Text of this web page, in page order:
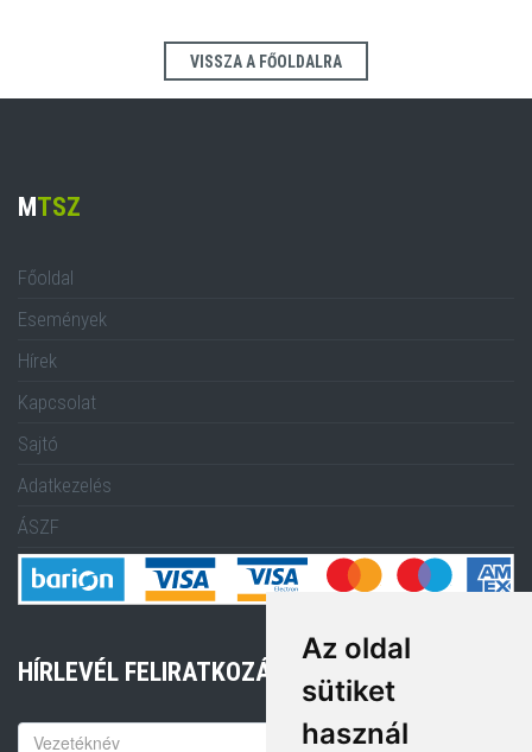
Az oldal
sütiket
használ
VISSZA A FŐOLDALRA
MTSZ
Főoldal
Események
Hírek
Kapcsolat
Sajtó
Adatkezelés
ÁSZF
HÍRLEVÉL FELIRATKOZÁS
Keresztnév